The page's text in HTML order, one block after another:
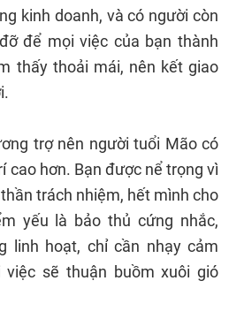
kinh doanh, và có người còn
để mọi việc của bạn thành
thấy thoải mái, nên kết giao
trợ nên người tuổi Mão có
cao hơn. Bạn được nể trọng vì
trách nhiệm, hết mình cho
yếu là bảo thủ cứng nhắc,
linh hoạt, chỉ cần nhạy cảm
sẽ thuận buồm xuôi gió